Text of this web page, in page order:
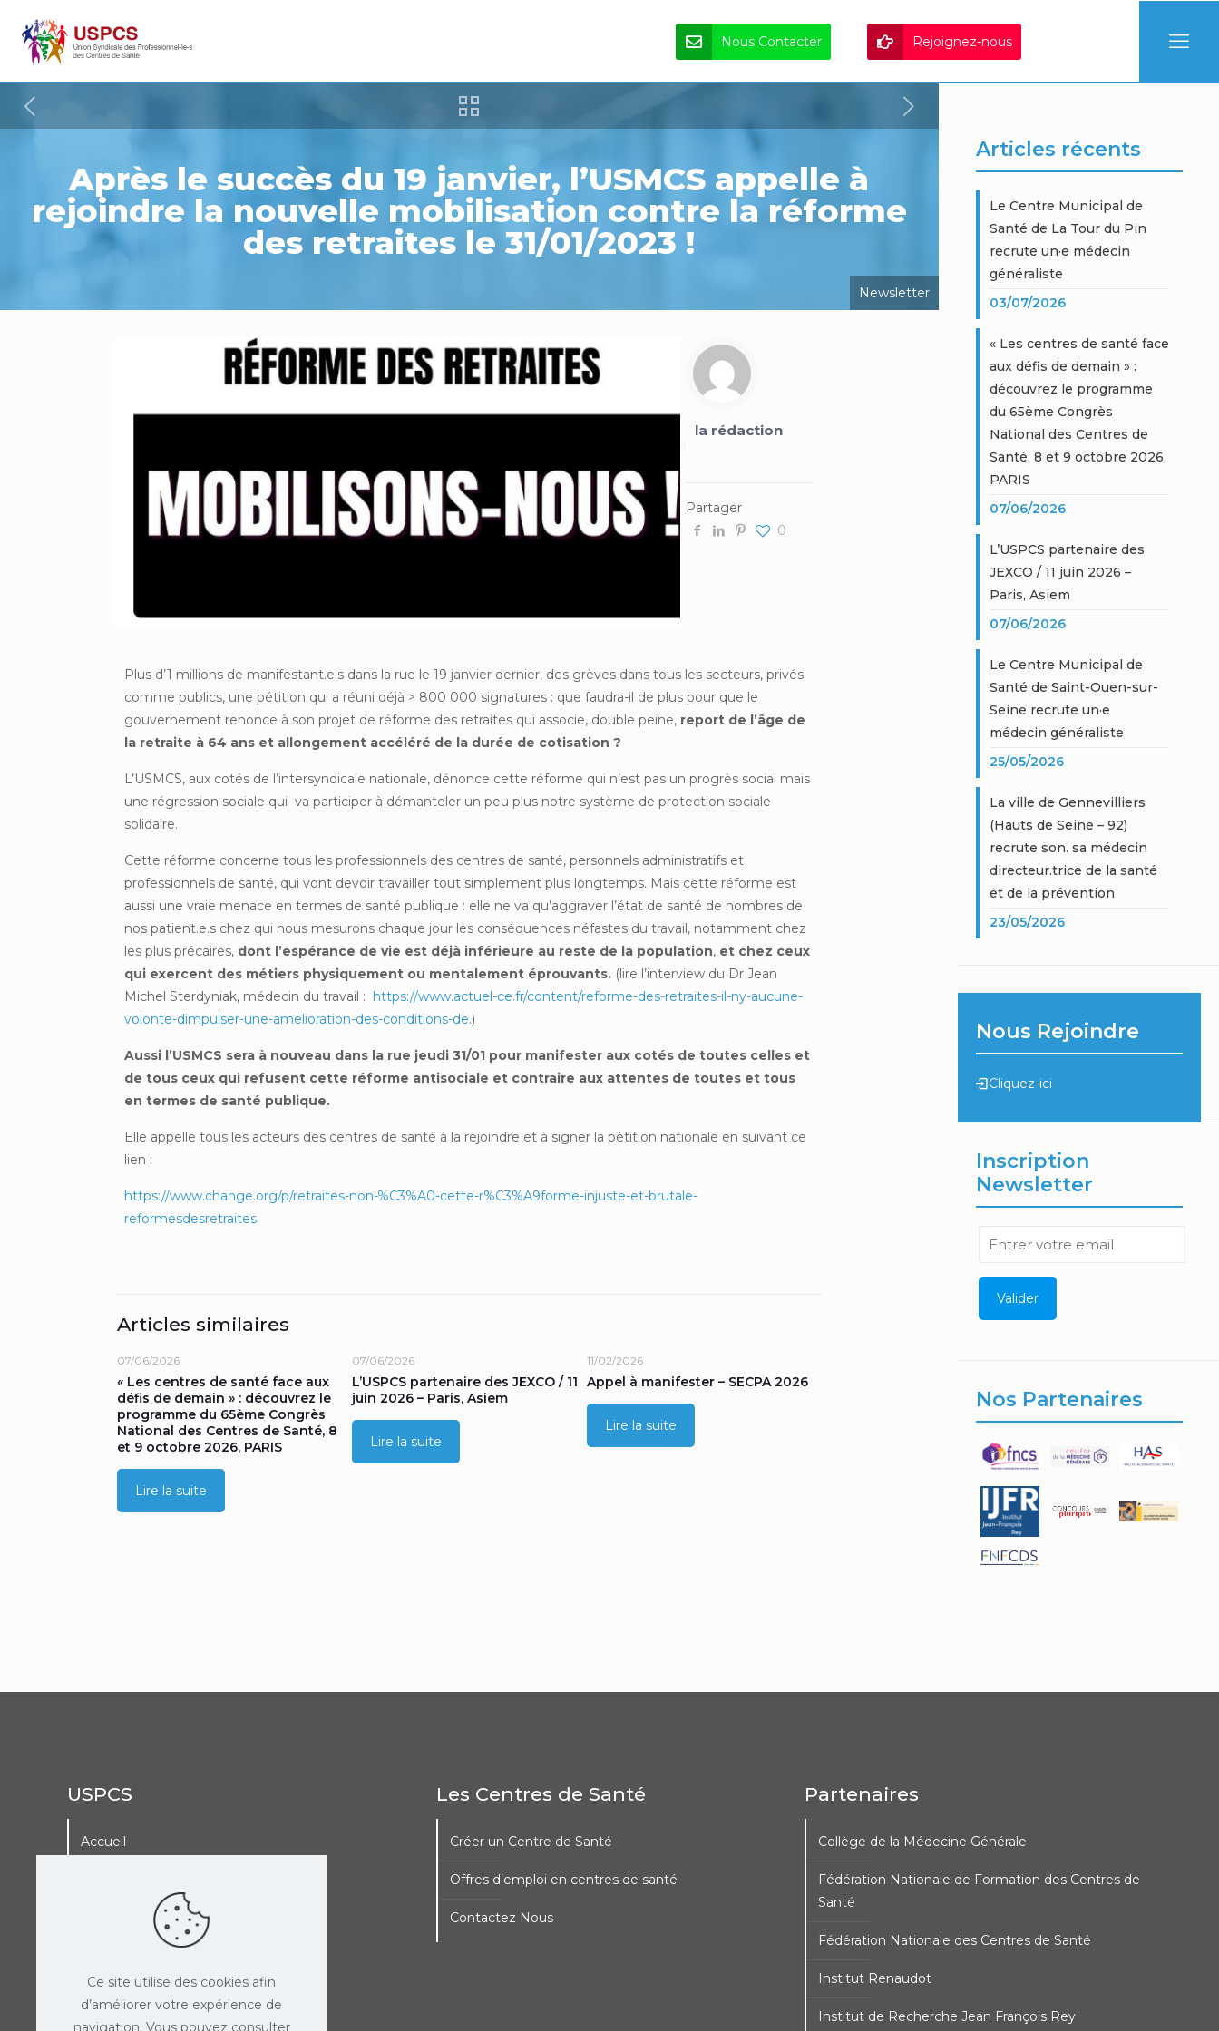
Nous Contacter Rejoignez-nous
Après le succès du 19 janvier, l’USMCS appelle à
rejoindre la nouvelle mobilisation contre la réforme
des retraites le 31/01/2023 !
Newsletter
Partager
0
la rédaction
Plus d’1 millions de manifestant.e.s dans la rue le 19 janvier dernier, des grèves dans tous les secteurs, privés
comme publics, une pétition qui a réuni déjà > 800 000 signatures : que faudra-il de plus pour que le
gouvernement renonce à son projet de réforme des retraites qui associe, double peine, report de l’âge de
la retraite à 64 ans et allongement accéléré de la durée de cotisation ?
L’USMCS, aux cotés de l’intersyndicale nationale, dénonce cette réforme qui n’est pas un progrès social mais
une régression sociale qui va participer à démanteler un peu plus notre système de protection sociale
solidaire.
Cette réforme concerne tous les professionnels des centres de santé, personnels administratifs et
professionnels de santé, qui vont devoir travailler tout simplement plus longtemps. Mais cette réforme est
aussi une vraie menace en termes de santé publique : elle ne va qu’aggraver l’état de santé de nombres de
nos patient.e.s chez qui nous mesurons chaque jour les conséquences néfastes du travail, notamment chez
les plus précaires, dont l’espérance de vie est déjà inférieure au reste de la population, et chez ceux
qui exercent des métiers physiquement ou mentalement éprouvants. (lire l’interview du Dr Jean
Michel Sterdyniak, médecin du travail : https://www.actuel-ce.fr/content/reforme-des-retraites-il-ny-aucune-
volonte-dimpulser-une-amelioration-des-conditions-de.)
Aussi l’USMCS sera à nouveau dans la rue jeudi 31/01 pour manifester aux cotés de toutes celles et
de tous ceux qui refusent cette réforme antisociale et contraire aux attentes de toutes et tous
en termes de santé publique.
Elle appelle tous les acteurs des centres de santé à la rejoindre et à signer la pétition nationale en suivant ce
lien :
https://www.change.org/p/retraites-non-%C3%A0-cette-r%C3%A9forme-injuste-et-brutale-
reformesdesretraites
Articles similaires
07/06/2026
« Les centres de santé face aux
défis de demain » : découvrez le
programme du 65ème Congrès
National des Centres de Santé, 8
et 9 octobre 2026, PARIS
Lire la suite
07/06/2026
L’USPCS partenaire des JEXCO / 11
juin 2026 – Paris, Asiem
Lire la suite
11/02/2026
Appel à manifester – SECPA 2026
Lire la suite
Articles récents
Le Centre Municipal de
Santé de La Tour du Pin
recrute un·e médecin
généraliste
03/07/2026
« Les centres de santé face
aux défis de demain » :
découvrez le programme
du 65ème Congrès
National des Centres de
Santé, 8 et 9 octobre 2026,
PARIS
07/06/2026
L’USPCS partenaire des
JEXCO / 11 juin 2026 –
Paris, Asiem
07/06/2026
Le Centre Municipal de
Santé de Saint-Ouen-sur-
Seine recrute un·e
médecin généraliste
25/05/2026
La ville de Gennevilliers
(Hauts de Seine – 92)
recrute son. sa médecin
directeur.trice de la santé
et de la prévention
23/05/2026
Nous Rejoindre
Cliquez-ici
Inscription
Newsletter
Nos Partenaires
USPCS
Accueil
Adhérer à l’USPCS
Les Centres de Santé
Créer un Centre de Santé
Offres d’emploi en centres de santé
Contactez Nous
Partenaires
Collège de la Médecine Générale
Fédération Nationale de Formation des Centres de
Santé
Fédération Nationale des Centres de Santé
Institut Renaudot
Institut de Recherche Jean François Rey
Ce site utilise des cookies afin
d’améliorer votre expérience de
navigation. Vous pouvez consulter